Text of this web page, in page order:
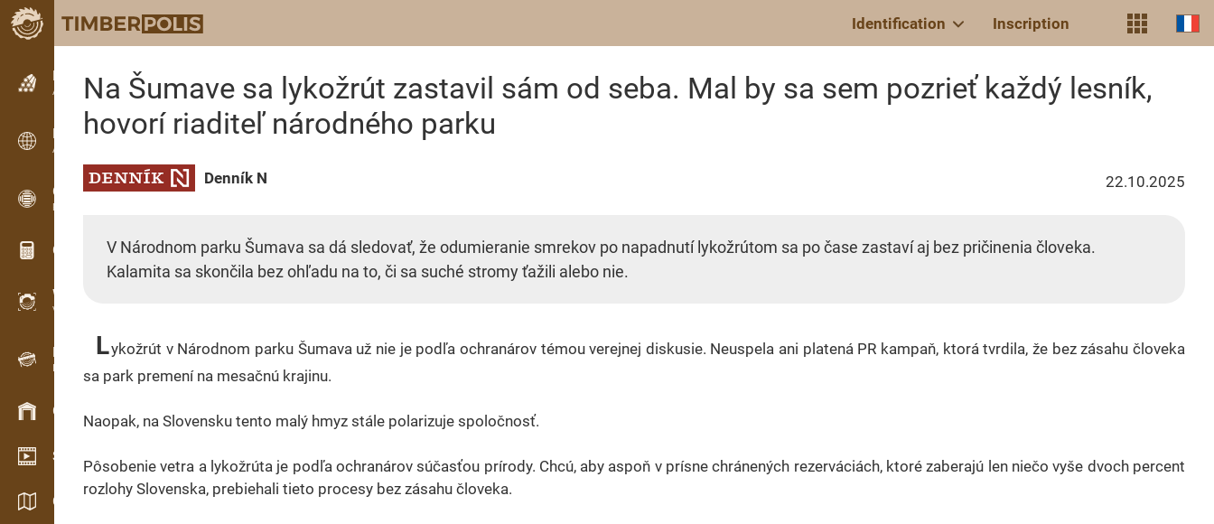
Identification Inscription
Petites annonces
Annonces texte
Petites annonces
Annonces internationales
OPTI-TIMB
Plans de débit
Calculateurs pour le bois
WoodProfi
Volume de bois avec IA
Enregistreur
Inventaire du bois sur le terrain
Gestion du stock
Schowroom vidéo
Catalogues / Brochures
Na Šumave sa lykožrút zastavil sám od seba. Mal by sa sem pozrieť každý lesník,
hovorí riaditeľ národného parku
Denník N 22.10.2025
V Národnom parku Šumava sa dá sledovať, že odumieranie smrekov po napadnutí lykožrútom sa po čase zastaví aj bez pričinenia človeka.
Kalamita sa skončila bez ohľadu na to, či sa suché stromy ťažili alebo nie.
Lykožrút v Národnom parku Šumava už nie je podľa ochranárov témou verejnej diskusie. Neuspela ani platená PR kampaň, ktorá tvrdila, že bez zásahu človeka
sa park premení na mesačnú krajinu.
Naopak, na Slovensku tento malý hmyz stále polarizuje spoločnosť.
Pôsobenie vetra a lykožrúta je podľa ochranárov súčasťou prírody. Chcú, aby aspoň v prísne chránených rezerváciách, ktoré zaberajú len niečo vyše dvoch percent
rozlohy Slovenska, prebiehali tieto procesy bez zásahu človeka.